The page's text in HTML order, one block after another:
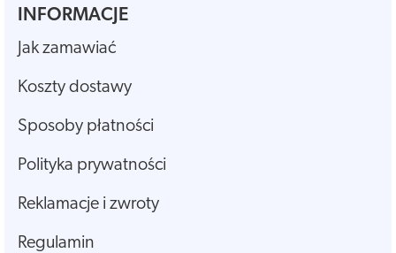
INFORMACJE
Jak zamawiać
Koszty dostawy
Sposoby płatności
Polityka prywatności
Reklamacje i zwroty
Regulamin